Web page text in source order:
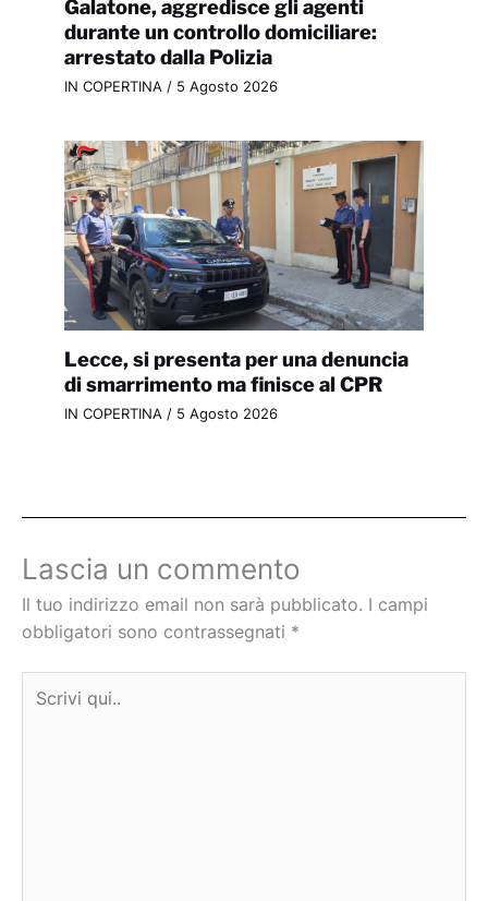
Galatone, aggredisce gli agenti
durante un controllo domiciliare:
arrestato dalla Polizia
IN COPERTINA / 5 Agosto 2026
Lecce, si presenta per una denuncia
di smarrimento ma finisce al CPR
IN COPERTINA / 5 Agosto 2026
Lascia un commento
Il tuo indirizzo email non sarà pubblicato. I campi
obbligatori sono contrassegnati *
qui..